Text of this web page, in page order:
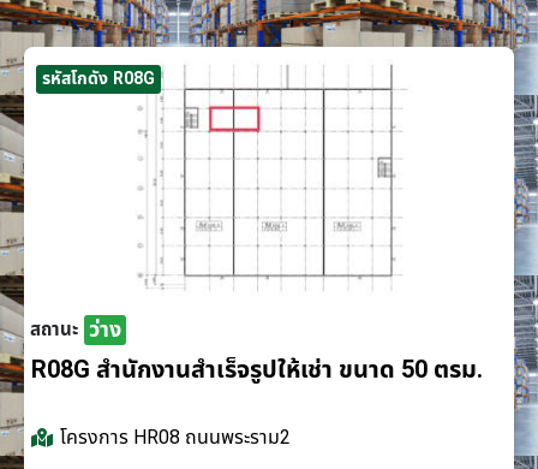
รหัสโกดัง R08G
สถานะ ว่าง
R08G สำนักงานสำเร็จรูปให้เช่า ขนาด 50 ตรม.
โครงการ HR08 ถนนพระราม2